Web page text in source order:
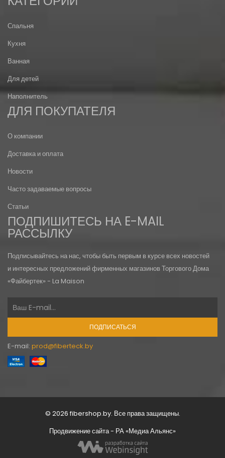
Спальня
Кухня
Ванная
Для детей
Наполнитель
ДЛЯ ПОКУПАТЕЛЯ
О компании
Доставка и оплата
Новости
Часто задаваемые вопросы
Статьи
ПОДПИШИТЕСЬ НА E-MAIL
РАССЫЛКУ
Подписывайтесь на нас, чтобы быть первым в курсе всех новостей
и интересных предложений фирменных магазинов Торгового Дома
«Файбертек» - La Maison
ПОДПИСАТЬСЯ
E-mail: prod@fiberteck.by
© 2026 fibershop.by. Все права защищены.
Продвижение сайта- РА «Медиа Альянс»